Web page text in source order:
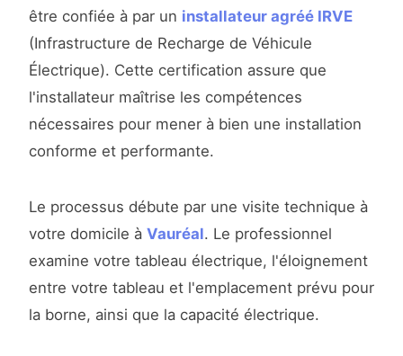
être confiée à par un installateur agréé IRVE
(Infrastructure de Recharge de Véhicule
Électrique). Cette certification assure que
l'installateur maîtrise les compétences
nécessaires pour mener à bien une installation
conforme et performante.
Le processus débute par une visite technique à
votre domicile à Vauréal. Le professionnel
examine votre tableau électrique, l'éloignement
entre votre tableau et l'emplacement prévu pour
la borne, ainsi que la capacité électrique.